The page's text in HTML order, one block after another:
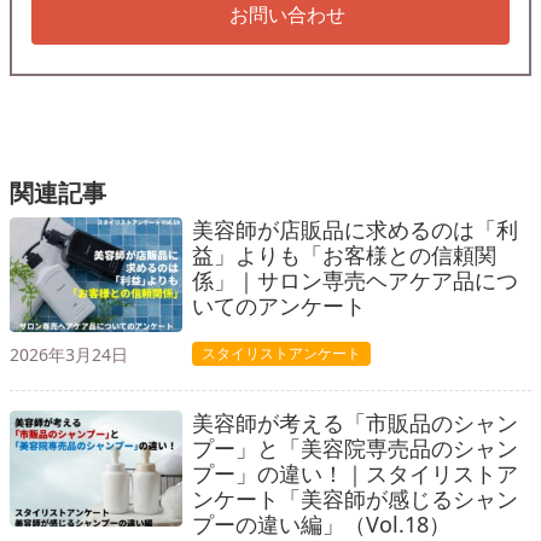
お問い合わせ
関連記事
美容師が店販品に求めるのは「利
益」よりも「お客様との信頼関
係」｜サロン専売ヘアケア品につ
いてのアンケート
2026年3月24日 スタイリストアンケート
美容師が考える「市販品のシャン
プー」と「美容院専売品のシャン
プー」の違い！｜スタイリストア
ンケート「美容師が感じるシャン
プーの違い編」（Vol.18）